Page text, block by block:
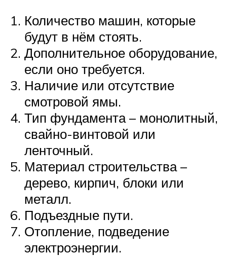
Количество машин, которые
будут в нём стоять.
Дополнительное оборудование,
если оно требуется.
Наличие или отсутствие
смотровой ямы.
Тип фундамента – монолитный,
свайно-винтовой или
ленточный.
Материал строительства –
дерево, кирпич, блоки или
металл.
Подъездные пути.
Отопление, подведение
электроэнергии.